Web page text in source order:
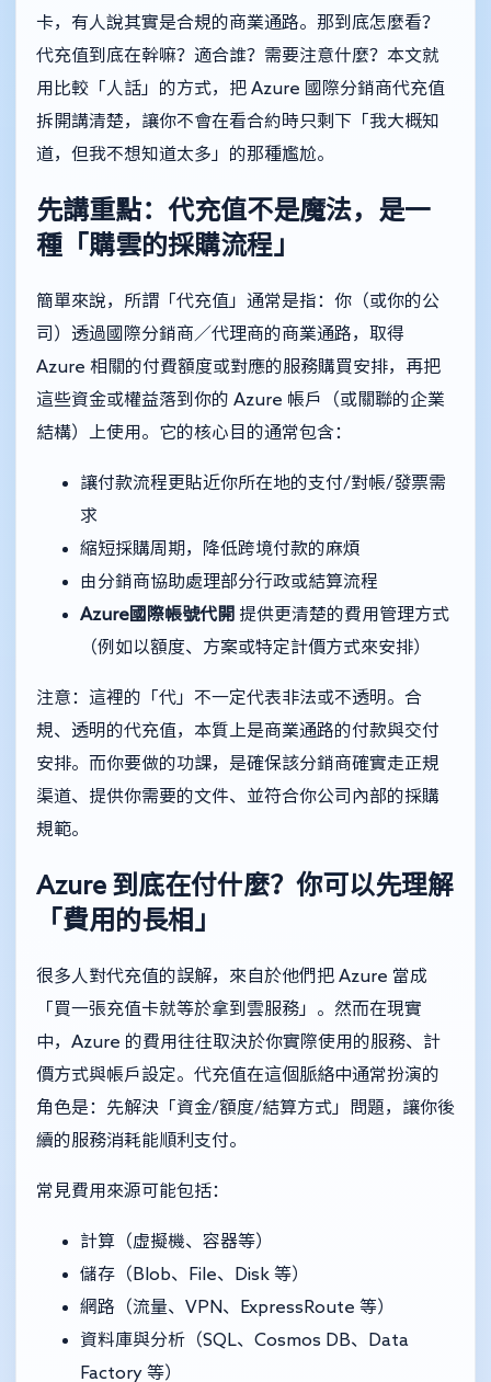
卡，有人說其實是合規的商業通路。那到底怎麼看？
代充值到底在幹嘛？適合誰？需要注意什麼？本文就
用比較「人話」的方式，把 Azure 國際分銷商代充值
拆開講清楚，讓你不會在看合約時只剩下「我大概知
道，但我不想知道太多」的那種尷尬。
先講重點：代充值不是魔法，是一
種「購雲的採購流程」
簡單來說，所謂「代充值」通常是指：你（或你的公
司）透過國際分銷商／代理商的商業通路，取得
Azure 相關的付費額度或對應的服務購買安排，再把
這些資金或權益落到你的 Azure 帳戶（或關聯的企業
結構）上使用。它的核心目的通常包含：
讓付款流程更貼近你所在地的支付/對帳/發票需
求
縮短採購周期，降低跨境付款的麻煩
由分銷商協助處理部分行政或結算流程
Azure國際帳號代開 提供更清楚的費用管理方式
（例如以額度、方案或特定計價方式來安排）
注意：這裡的「代」不一定代表非法或不透明。合
規、透明的代充值，本質上是商業通路的付款與交付
安排。而你要做的功課，是確保該分銷商確實走正規
渠道、提供你需要的文件、並符合你公司內部的採購
規範。
Azure 到底在付什麼？你可以先理解
「費用的長相」
很多人對代充值的誤解，來自於他們把 Azure 當成
「買一張充值卡就等於拿到雲服務」。然而在現實
中，Azure 的費用往往取決於你實際使用的服務、計
價方式與帳戶設定。代充值在這個脈絡中通常扮演的
角色是：先解決「資金/額度/結算方式」問題，讓你後
續的服務消耗能順利支付。
常見費用來源可能包括：
計算（虛擬機、容器等）
儲存（Blob、File、Disk 等）
網路（流量、VPN、ExpressRoute 等）
資料庫與分析（SQL、Cosmos DB、Data
Factory 等）